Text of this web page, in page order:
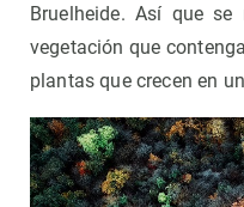
Bruelheide. Así que
vegetación que
plantas que crecen en